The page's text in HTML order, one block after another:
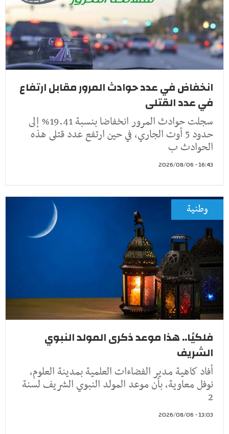
انخفاض في عدد حوادث المرور مقابل ارتفاع
في عدد القتلى
سجلت حوادث المرور انخفاضا بنسبة 19.41% إلى
حدود 5 أوت الجاري، في حين ارتفع عدد قتلى هذه
الحوادث ب
16:43 - 2026/08/06
وطنية
فلكيًا.. هذا موعد ذكرى المولد النبوي
الشريف
أفاد كاهية مدير الفضاءات العلمية بمدينة العلوم،
نوفل معاوية، بأن موعد المولد النبوي الشريف لسنة
2
13:03 - 2026/08/06